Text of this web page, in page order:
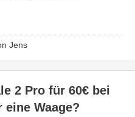
Jens
2 Pro für 60€ bei
Waage?